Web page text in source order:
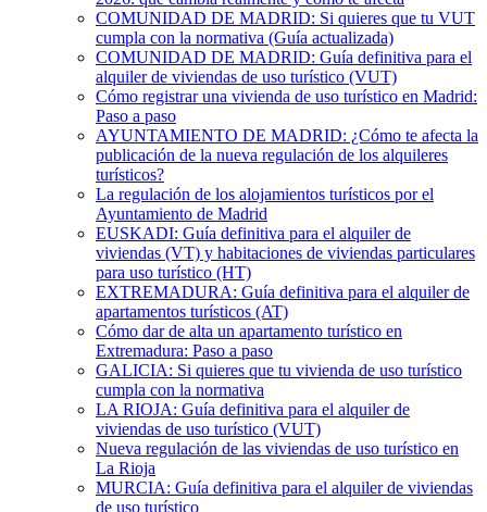
COMUNIDAD DE MADRID: Si quieres que tu VUT
cumpla con la normativa (Guía actualizada)
COMUNIDAD DE MADRID: Guía definitiva para el
alquiler de viviendas de uso turístico (VUT)
Cómo registrar una vivienda de uso turístico en Madrid:
Paso a paso
AYUNTAMIENTO DE MADRID: ¿Cómo te afecta la
publicación de la nueva regulación de los alquileres
turísticos?
La regulación de los alojamientos turísticos por el
Ayuntamiento de Madrid
EUSKADI: Guía definitiva para el alquiler de
viviendas (VT) y habitaciones de viviendas particulares
para uso turístico (HT)
EXTREMADURA: Guía definitiva para el alquiler de
apartamentos turísticos (AT)
Cómo dar de alta un apartamento turístico en
Extremadura: Paso a paso
GALICIA: Si quieres que tu vivienda de uso turístico
cumpla con la normativa
LA RIOJA: Guía definitiva para el alquiler de
viviendas de uso turístico (VUT)
Nueva regulación de las viviendas de uso turístico en
La Rioja
MURCIA: Guía definitiva para el alquiler de viviendas
de uso turístico